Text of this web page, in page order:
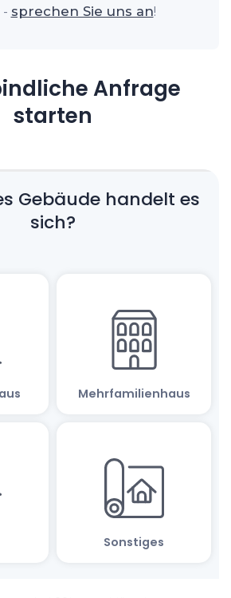
sprechen Sie uns an!
Anfrage
starten